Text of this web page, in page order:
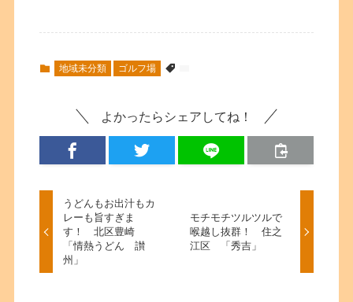
地域未分類 ゴルフ場
よかったらシェアしてね！
うどんもお出汁もカ
レーも旨すぎま
す！ 北区豊崎
「情熱うどん 讃
州」
モチモチツルツルで
喉越し抜群！ 住之
江区 「秀吉」